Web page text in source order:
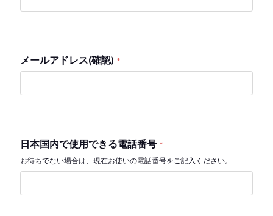
メールアドレス(確認) *
日本国内で使用できる電話番号 *
お待ちでない場合は、現在お使いの電話番号をご記入ください。